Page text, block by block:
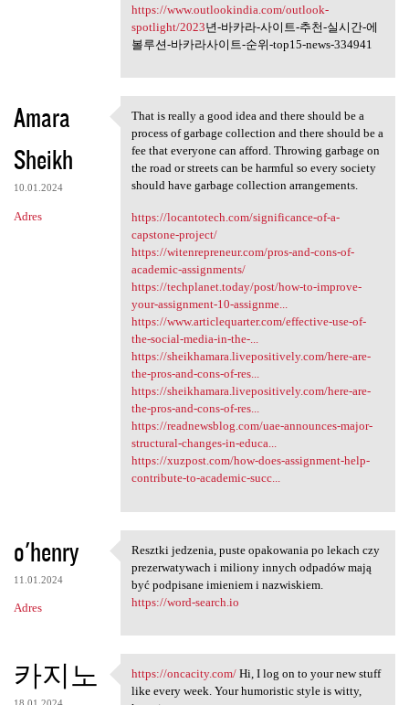
https://www.outlookindia.com/outlook-
spotlight/2023년-바카라-사이트-추천-실시간-에
볼루션-바카라사이트-순위-top15-news-334941
Amara
Sheikh
10.01.2024
Adres
That is really a good idea
That is really a good idea and there should be a
process of garbage collection and there should be a
fee that everyone can afford. Throwing garbage on
the road or streets can be harmful so every society
should have garbage collection arrangements.
https://locantotech.com/significance-of-a-
capstone-project/
https://witenrepreneur.com/pros-and-cons-of-
academic-assignments/
https://techplanet.today/post/how-to-improve-
your-assignment-10-assignme...
https://www.articlequarter.com/effective-use-of-
the-social-media-in-the-...
https://sheikhamara.livepositively.com/here-are-
the-pros-and-cons-of-res...
https://sheikhamara.livepositively.com/here-are-
the-pros-and-cons-of-res...
https://readnewsblog.com/uae-announces-major-
structural-changes-in-educa...
https://xuzpost.com/how-does-assignment-help-
contribute-to-academic-succ...
o'henry
11.01.2024
Adres
Resztki jedzenia, puste
Resztki jedzenia, puste opakowania po lekach czy
prezerwatywach i miliony innych odpadów mają
być podpisane imieniem i nazwiskiem.
https://word-search.io
카지노 https://oncacity.com/ Hi, I
https://oncacity.com/Hi, I log on to your new stuff
like every week. Your humoristic style is witty,